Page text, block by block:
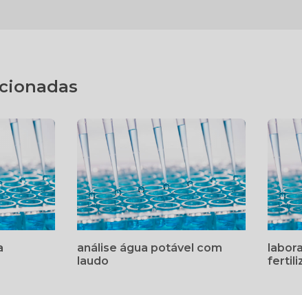
análise água potável com
laudo